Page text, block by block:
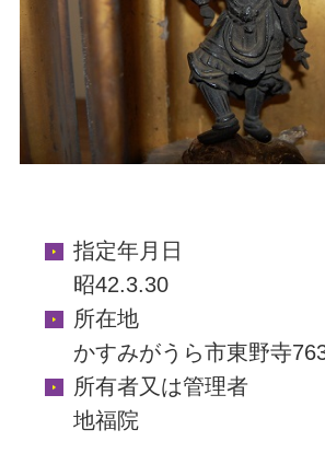
指定年月日
昭42.3.30
所在地
かすみがうら市東野寺
所有者又は管理者
地福院